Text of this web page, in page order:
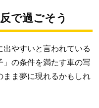
で過ごそう
やすいと言われている
」の条件を満たす車の写
まま夢に現れるかもしれ